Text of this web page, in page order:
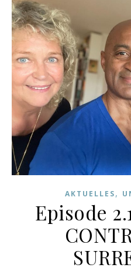
AKTUELLES,
Episode